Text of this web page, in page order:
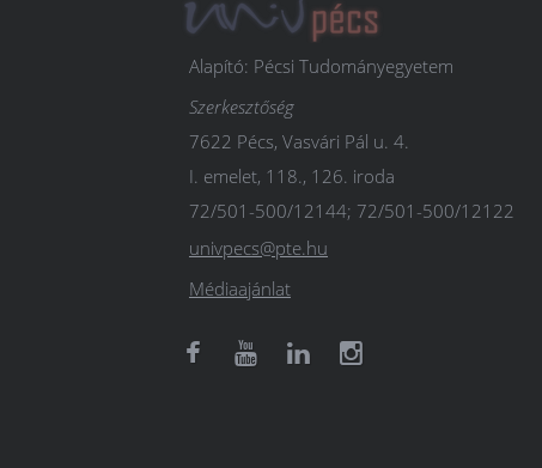
Alapító: Pécsi Tudományegyetem
Szerkesztőség
7622 Pécs, Vasvári Pál u. 4.
I. emelet, 118., 126. iroda
72/501-500/12144; 72/501-500/12122
univpecs@pte.hu
Médiaajánlat